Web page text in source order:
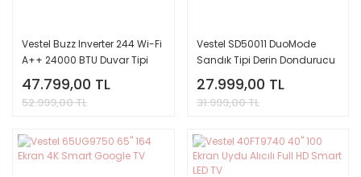
Vestel Buzz Inverter 244 Wi-Fi
A++ 24000 BTU Duvar Tipi
Klima
47.799,00 TL
52.999,00 TL
Vestel SD50011 DuoMode
Sandık Tipi Derin Dondurucu
27.999,00 TL
31.999,00 TL